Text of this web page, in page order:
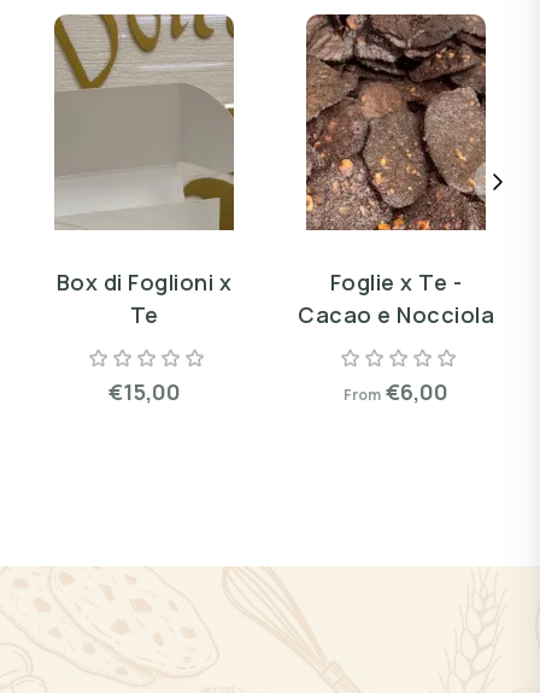
Box di Foglioni x
Te
€15,00
Foglie x Te -
Cacao e Nocciola
From €6,00